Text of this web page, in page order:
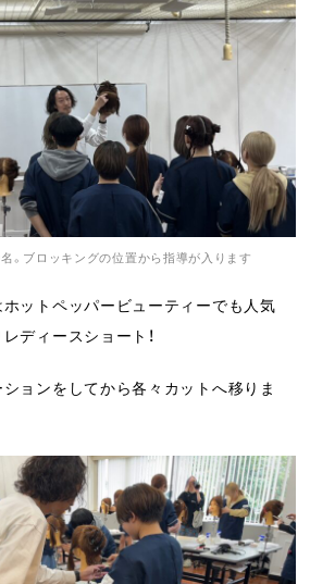
。ブロッキングの位置から指導が入ります
ットペッパービューティーでも人気
ディースショート！
ョンをしてから各々カットへ移りま